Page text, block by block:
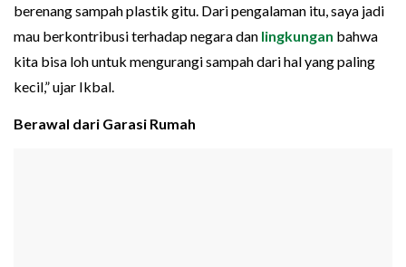
berenang sampah plastik gitu. Dari pengalaman itu, saya jadi
mau berkontribusi terhadap negara dan lingkungan bahwa
kita bisa loh untuk mengurangi sampah dari hal yang paling
kecil,” ujar Ikbal.
Berawal dari Garasi Rumah